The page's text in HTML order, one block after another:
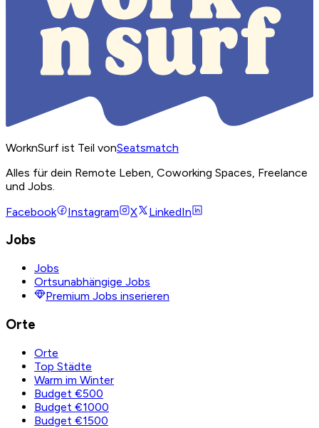
WorknSurf ist Teil vonSeatsmatch
Alles für dein Remote Leben, Coworking Spaces, Freelance
und Jobs.
Facebook
Instagram X LinkedIn
Jobs
Jobs
Ortsunabhängige Jobs
Premium Jobs inserieren
Orte
Orte
Top Städte
Warm im Winter
Budget €500
Budget €1000
Budget €1500